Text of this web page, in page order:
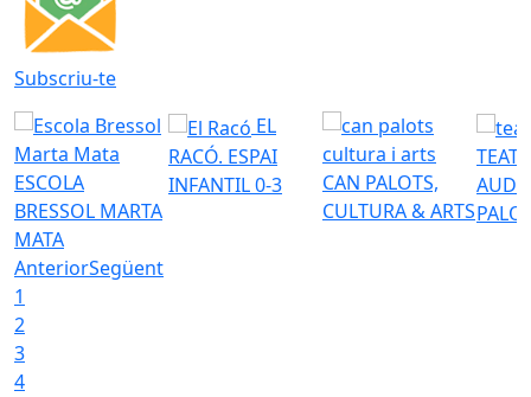
Subscriu-te
ESCOLA
BRESSOL MARTA
MATA
EL
RACÓ. ESPAI
INFANTIL 0-3
CAN PALOTS,
CULTURA & ARTS
AnteriorSegüent
1
2
3
4